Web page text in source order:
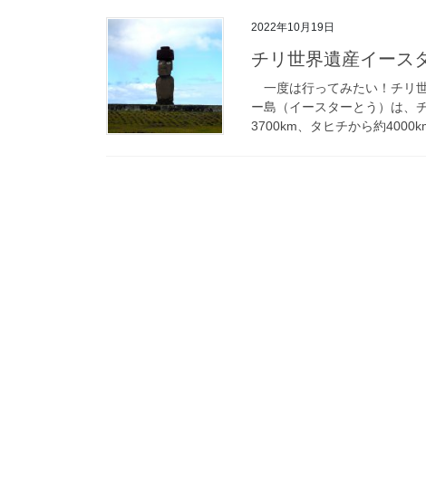
2022年10月19日
チリ世界遺産イース
一度は行ってみたい！チリ
ー島（イースターとう）は、
3700km、タヒチから約